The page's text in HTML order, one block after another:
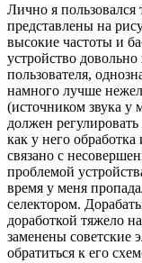
Лично я
представлены на
высокие частоты и
устройство
пользователя,
намного лучше
(источником звука у
должен
как у него
связано с
проблемой
время у меня
селектором.
доработкой тяжело
заменены советские
обратиться к его